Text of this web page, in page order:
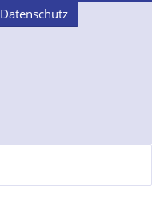
Datenschutz